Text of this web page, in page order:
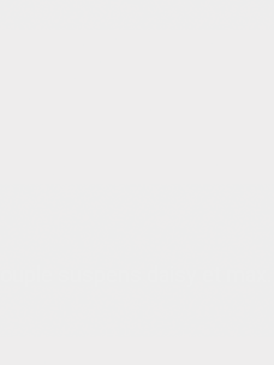
suspens daisy et max.